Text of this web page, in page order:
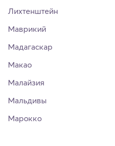
Лихтенштейн
Маврикий
Мадагаскар
Макао
Малайзия
Мальдивы
Марокко